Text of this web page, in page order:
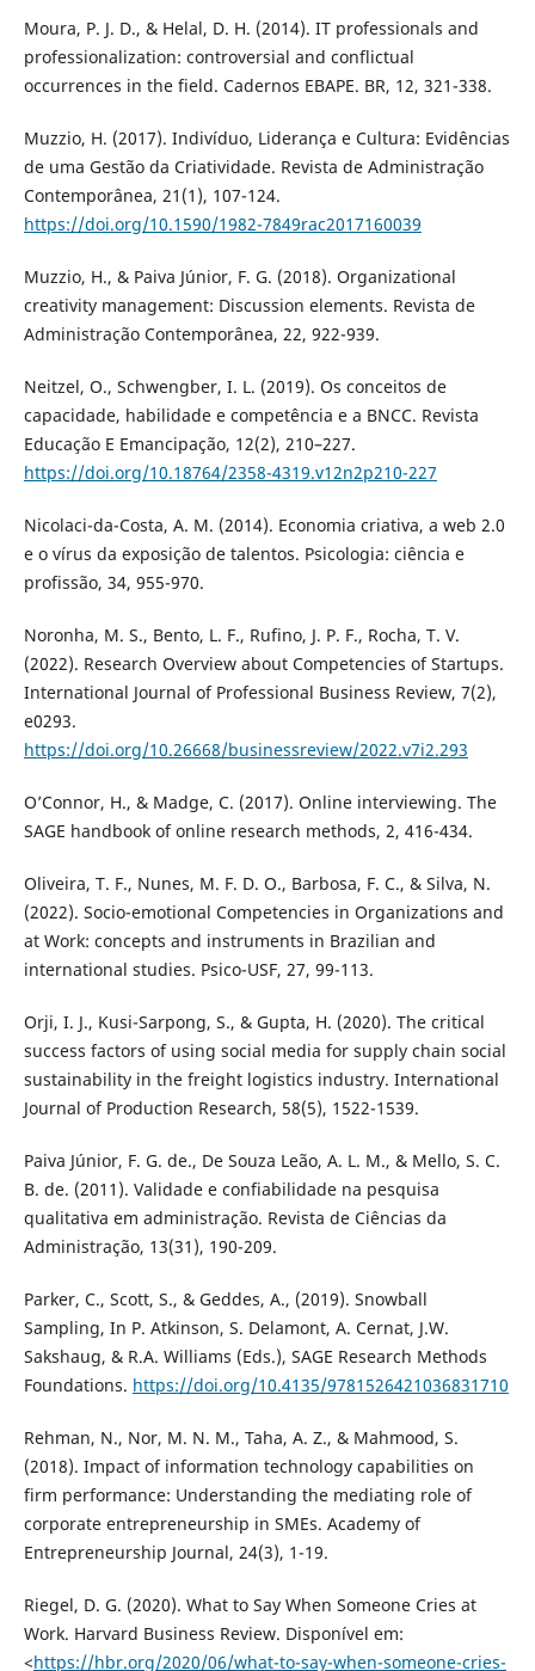
Moura, P. J. D., & Helal, D. H. (2014). IT professionals and
professionalization: controversial and conflictual
occurrences in the field. Cadernos EBAPE. BR, 12, 321-338.
Muzzio, H. (2017). Indivíduo, Liderança e Cultura: Evidências
de uma Gestão da Criatividade. Revista de Administração
Contemporânea, 21(1), 107-124.
https://doi.org/10.1590/1982-7849rac2017160039
Muzzio, H., & Paiva Júnior, F. G. (2018). Organizational
creativity management: Discussion elements. Revista de
Administração Contemporânea, 22, 922-939.
Neitzel, O., Schwengber, I. L. (2019). Os conceitos de
capacidade, habilidade e competência e a BNCC. Revista
Educação E Emancipação, 12(2), 210–227.
https://doi.org/10.18764/2358-4319.v12n2p210-227
Nicolaci-da-Costa, A. M. (2014). Economia criativa, a web 2.0
e o vírus da exposição de talentos. Psicologia: ciência e
profissão, 34, 955-970.
Noronha, M. S., Bento, L. F., Rufino, J. P. F., Rocha, T. V.
(2022). Research Overview about Competencies of Startups.
International Journal of Professional Business Review, 7(2),
e0293.
https://doi.org/10.26668/businessreview/2022.v7i2.293
O’Connor, H., & Madge, C. (2017). Online interviewing. The
SAGE handbook of online research methods, 2, 416-434.
Oliveira, T. F., Nunes, M. F. D. O., Barbosa, F. C., & Silva, N.
(2022). Socio-emotional Competencies in Organizations and
at Work: concepts and instruments in Brazilian and
international studies. Psico-USF, 27, 99-113.
Orji, I. J., Kusi-Sarpong, S., & Gupta, H. (2020). The critical
success factors of using social media for supply chain social
sustainability in the freight logistics industry. International
Journal of Production Research, 58(5), 1522-1539.
Paiva Júnior, F. G. de., De Souza Leão, A. L. M., & Mello, S. C.
B. de. (2011). Validade e confiabilidade na pesquisa
qualitativa em administração. Revista de Ciências da
Administração, 13(31), 190-209.
Parker, C., Scott, S., & Geddes, A., (2019). Snowball
Sampling, In P. Atkinson, S. Delamont, A. Cernat, J.W.
Sakshaug, & R.A. Williams (Eds.), SAGE Research Methods
Foundations. https://doi.org/10.4135/9781526421036831710
Rehman, N., Nor, M. N. M., Taha, A. Z., & Mahmood, S.
(2018). Impact of information technology capabilities on
firm performance: Understanding the mediating role of
corporate entrepreneurship in SMEs. Academy of
Entrepreneurship Journal, 24(3), 1-19.
Riegel, D. G. (2020). What to Say When Someone Cries at
Work. Harvard Business Review. Disponível em:
<https://hbr.org/2020/06/what-to-say-when-someone-cries-